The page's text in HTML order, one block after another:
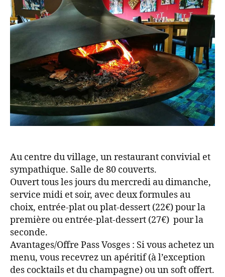
Au centre du village, un restaurant convivial et
sympathique. Salle de 80 couverts.
Ouvert tous les jours du mercredi au dimanche,
service midi et soir, avec deux formules au
choix, entrée-plat ou plat-dessert (22€) pour la
première ou entrée-plat-dessert (27€) pour la
seconde.
Avantages/Offre Pass Vosges : Si vous achetez un
menu, vous recevrez un apéritif (à l’exception
des cocktails et du champagne) ou un soft offert.